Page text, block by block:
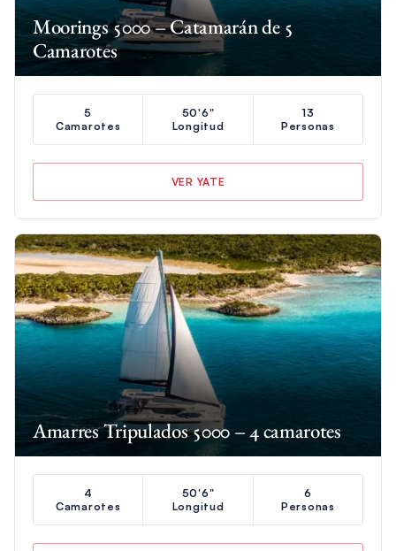
Moorings 5000 – Catamarán de 5
Camarotes
5
Camarotes
50'6"
Longitud
13
Personas
VER YATE
Amarres Tripulados 5000 – 4 camarotes
4
Camarotes
50'6"
Longitud
6
Personas